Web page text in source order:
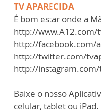
TV APARECIDA
É bom estar onde a
http://www.A12.com/
http://facebook.com/
http://twitter.com/
http://instagram.com/
Baixe o nosso
celular, tablet ou iPad.